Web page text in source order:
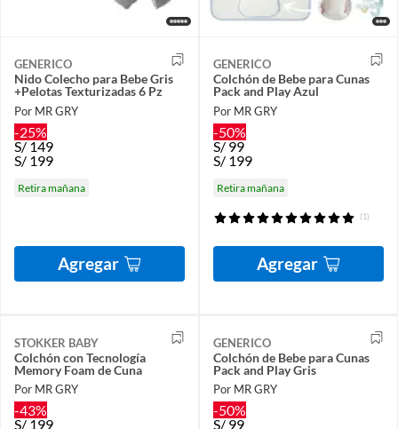
GENERICO
Nido Colecho para Bebe Gris
+Pelotas Texturizadas 6 Pz
Por MR GRY
-25%
S/149
S/ 199
Retira mañana
Agregar
GENERICO
Colchón de Bebe para Cunas
Pack and Play Azul
Por MR GRY
-50%
S/99
S/ 199
Retira mañana
(1)
Agregar
STOKKER BABY
Colchón con Tecnología
Memory Foam de Cuna
Por MR GRY
-43%
S/199
GENERICO
Colchón de Bebe para Cunas
Pack and Play Gris
Por MR GRY
-50%
S/99